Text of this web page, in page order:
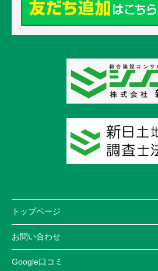
トップページ
お問い合わせ
Google口コミ